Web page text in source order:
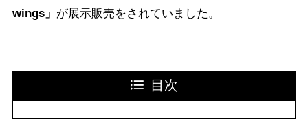
wings」 が展示販売をされていました。
目次